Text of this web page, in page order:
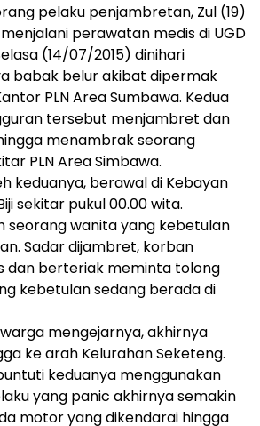
pelaku penjambretan, Zul (19)
menjalani perawatan medis di UGD
(14/07/2015) dinihari
babak belur akibat dipermak
PLN Area Sumbawa. Kedua
tersebut menjambret dan
menambrak seorang
PLN Area Simbawa.
keduanya, berawal di Kebayan
sekitar pukul 00.00 wita.
seorang wanita yang kebetulan
Sadar dijambret, korban
dan berteriak meminta tolong
kebetulan sedang berada di
mengejarnya, akhirnya
ke arah Kelurahan Seketeng.
keduanya menggunakan
yang panic akhirnya semakin
motor yang dikendarai hingga